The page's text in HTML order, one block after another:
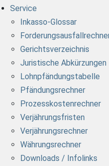
Service
Inkasso-Glossar
Gerichtsverzeichnis
Juristische Abkürzungen
Lohnpfändungstabelle
Pfändungsrechner
Prozesskostenrechner
Verjährungsfristen
Verjährungsrechner
Währungsrechner
Downloads / Infolinks